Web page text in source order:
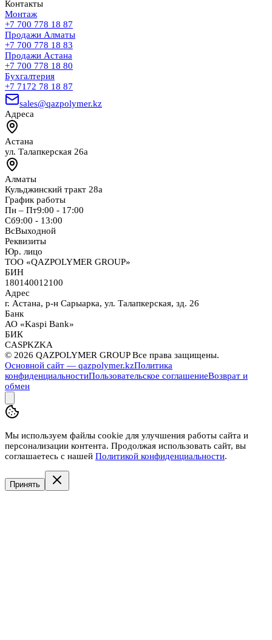
Контакты
Монтаж
+7 700 778 18 87
Продажи Алматы
+7 700 778 18 83
Продажи Астана
+7 700 778 18 80
Бухгалтерия
+7 7172 78 18 87
sales@qazpolymer.kz
Адреса
Астана
ул. Талапкерская 26а
Алматы
Кульджинский тракт 28а
График работы
Пн – Пт9:00 - 17:00
Сб9:00 - 13:00
ВсВыходной
Реквизиты
Юр. лицо
ТОО «QAZPOLYMER GROUP»
БИН
180140012100
Адрес
г. Астана, р-н Сарыарка, ул. Талапкерская, зд. 26
Банк
АО «Kaspi Bank»
БИК
CASPKZKA
© 2026 QAZPOLYMER GROUP Все права защищены.
Основной сайт — qazpolymer.kzПолитика
конфиденциальностиПользовательское соглашениеВозврат и
обмен
Мы используем файлы cookie для улучшения работы сайта и
персонализации контента. Продолжая использовать сайт, вы
соглашаетесь с нашей Политикой конфиденциальности.
Принять